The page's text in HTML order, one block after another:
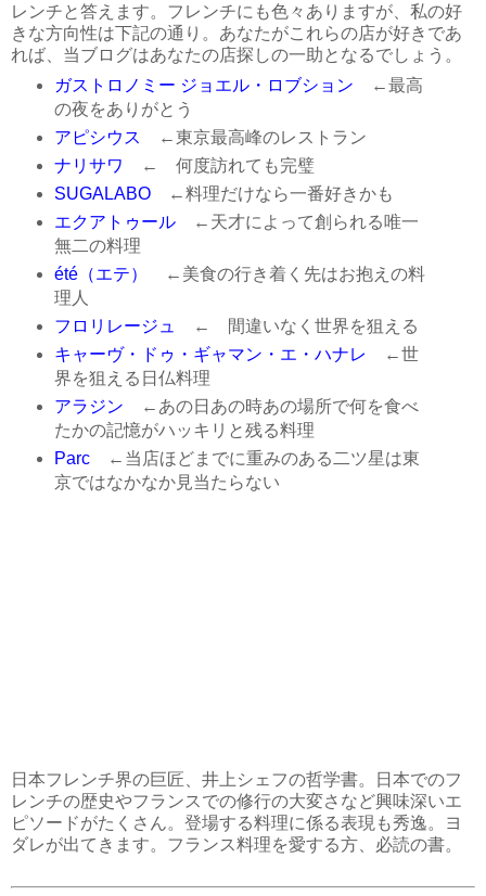
レンチと答えます。フレンチにも色々ありますが、私の好
きな方向性は下記の通り。あなたがこれらの店が好きであ
れば、当ブログはあなたの店探しの一助となるでしょう。
ガストロノミー ジョエル・ロブション ←最高
の夜をありがとう
アピシウス ←東京最高峰のレストラン
ナリサワ ← 何度訪れても完璧
SUGALABO←料理だけなら一番好きかも
エクアトゥール←天才によって創られる唯一
無二の料理
été（エテ）
←美食の行き着く先はお抱えの料
理人
フロリレージュ
← 間違いなく世界を狙える
キャーヴ・ドゥ・ギャマン・エ・ハナレ ←世
界を狙える日仏料理
アラジン ←あの日あの時あの場所で何を食べ
たかの記憶がハッキリと残る料理
Parc←当店ほどまでに重みのある二ツ星は東
京ではなかなか見当たらない
日本フレンチ界の巨匠、井上シェフの哲学書。日本でのフ
レンチの歴史やフランスでの修行の大変さなど興味深いエ
ピソードがたくさん。登場する料理に係る表現も秀逸。ヨ
ダレが出てきます。フランス料理を愛する方、必読の書。